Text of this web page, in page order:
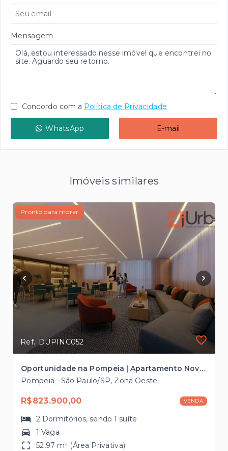
Mensagem
Concordo com a Política de Privacidade
WhatsApp E-mail
Imóveis similares
Pronto para morar
Ref.: DUPINC052
Oportunidade na Pompeia | Apartamento Novo com Entrega Prevista para 2028
Pompeia - São Paulo/SP, Zona Oeste
R$823.900,00 VENDA
2 Dormitórios, sendo1 suíte
1 Vaga
52,97 m² (Área Privativa)